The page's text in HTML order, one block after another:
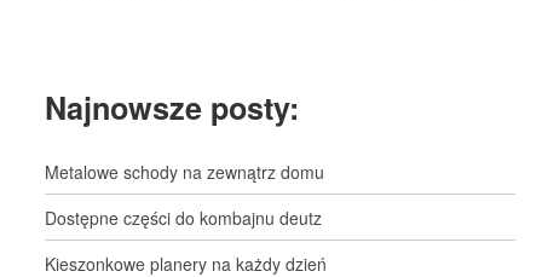
Najnowsze posty:
Metalowe schody na zewnątrz domu
Dostępne części do kombajnu deutz
Kieszonkowe planery na każdy dzień